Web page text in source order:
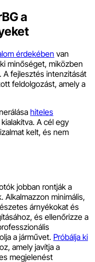
a
érdekében van
minőséget, miközben
fejlesztés intenzitását
feldolgozást, amely a
hiteles
A cél egy
kelt, és nem
jobban rontják a
Alkalmazzon minimális,
árnyékokat és
és ellenőrizze a
a járművet. Próbálja ki
amely javítja a
megjelenést